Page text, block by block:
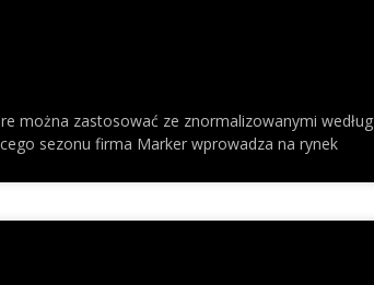
można zastosować ze znormalizowanymi według
sezonu firma Marker wprowadza na rynek